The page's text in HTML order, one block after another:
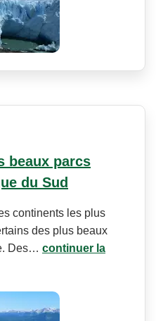
beaux parcs
du Sud
continents les plus
des plus beaux
Des… continuer la